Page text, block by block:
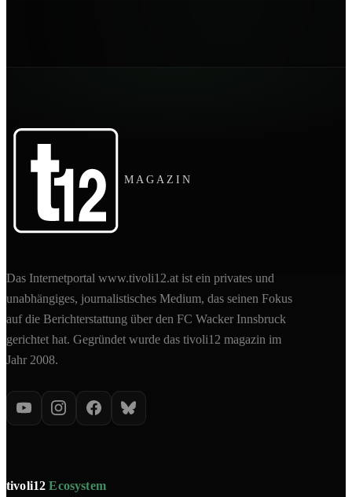
MAGAZIN
Das Internetportal www.tivoli12.at ist ein privates und
unabhängiges, journalistisches Medium, das seinen Fokus
auf die Berichterstattung über den FC Wacker Innsbruck
gerichtet hat. Gegründet wurde das tivoli12 magazin im
Jahr 2008.
tivoli12Ecosystem